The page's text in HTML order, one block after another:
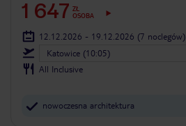
1 647 ZŁ
OSOBA
12.12.2026 - 19.12.2026 (7 noclegów)
Katowice (10:05)
All Inclusive
nowoczesna architektura